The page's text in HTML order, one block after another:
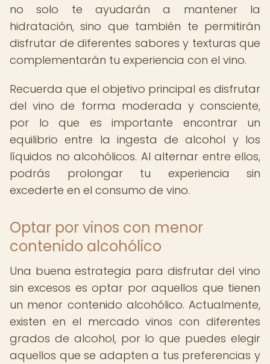
no solo te ayudarán a mantener la
hidratación, sino que también te permitirán
disfrutar de diferentes sabores y texturas que
complementarán tu experiencia con el vino.
Recuerda que el objetivo principal es disfrutar
del vino de forma moderada y consciente,
por lo que es importante encontrar un
equilibrio entre la ingesta de alcohol y los
líquidos no alcohólicos. Al alternar entre ellos,
podrás prolongar tu experiencia sin
excederte en el consumo de vino.
Optar por vinos con menor
contenido alcohólico
Una buena estrategia para disfrutar del vino
sin excesos es optar por aquellos que tienen
un menor contenido alcohólico. Actualmente,
existen en el mercado vinos con diferentes
grados de alcohol, por lo que puedes elegir
aquellos que se adapten a tus preferencias y